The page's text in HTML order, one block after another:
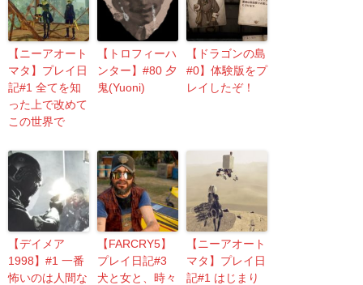
【ニーアオート
マタ】プレイ日
記#1 全てを知
った上で改めて
この世界で
【トロフィーハ
ンター】#80 夕
鬼(Yuoni)
【ドラゴンの島
#0】体験版をプ
レイしたぞ！
【デイメア
1998】#1 一番
怖いのは人間な
【FARCRY5】
プレイ日記#3
犬と女と、時々
【ニーアオート
マタ】プレイ日
記#1 はじまり